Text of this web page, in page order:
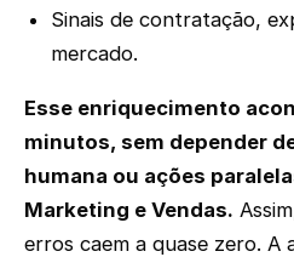
Sinais de contratação,
mercado.
Esse enriquecimento
minutos, sem depender
humana ou ações
Marketing e Vendas.
erros caem a quase zero. A